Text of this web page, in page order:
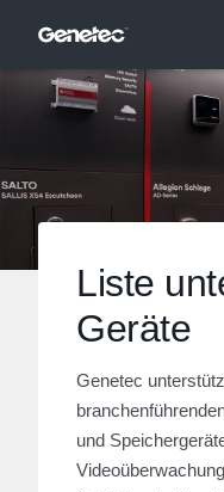
Liste
Geräte
Genetec
und